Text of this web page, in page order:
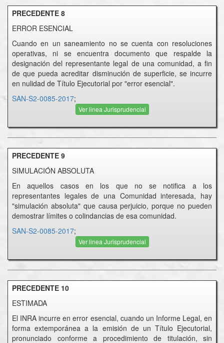
PRECEDENTE 8
ERROR ESENCIAL
Cuando en un saneamiento no se cuenta con resoluciones
operativas, ni se encuentra documento que respalde la
designación del representante legal de una comunidad, a fin
de que pueda acreditar disminución de superficie, se incurre
en nulidad de Título Ejecutorial por "error esencial".
SAN-S2-0085-2017;
Ver linea Jurisprudencial
PRECEDENTE 9
SIMULACIÓN ABSOLUTA
En aquellos casos en los que no se notifica a los
representantes legales de una Comunidad interesada, hay
"simulación absoluta" que causa perjuicio, porque no pueden
demostrar límites o colindancias de esa comunidad.
SAN-S2-0085-2017;
Ver linea Jurisprudencial
PRECEDENTE 10
ESTIMADA
El INRA incurre en error esencial, cuando un Informe Legal, en
forma extemporánea a la emisión de un Título Ejecutorial,
pronunciado conforme a procedimiento de titulación, sin